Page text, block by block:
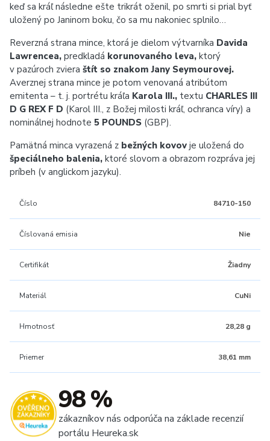
keď sa kráľ následne ešte trikrát oženil, po smrti si prial byť
uložený po Janinom boku, čo sa mu nakoniec splnilo…
Reverzná strana mince, ktorá je dielom výtvarníka Davida
Lawrencea, predkladá korunovaného leva, ktorý
v pazúroch zviera štít so znakom Jany Seymourovej.
Averznej strana mince je potom venovaná atribútom
emitenta – t. j. portrétu kráľa Karola III., textu CHARLES III
D G REX F D (Karol III., z Božej milosti kráľ, ochranca víry) a
nominálnej hodnote 5 POUNDS (GBP).
Pamätná minca vyrazená z bežných kovov je uložená do
špeciálneho balenia, ktoré slovom a obrazom rozpráva jej
príbeh (v anglickom jazyku).
Číslo 84710-150
Číslovaná emisia Nie
Certifikát Žiadny
Materiál CuNi
Hmotnosť 28,28 g
Priemer 38,61 mm
98 %
zákazníkov nás odporúča na základe recenzií
portálu Heureka.sk